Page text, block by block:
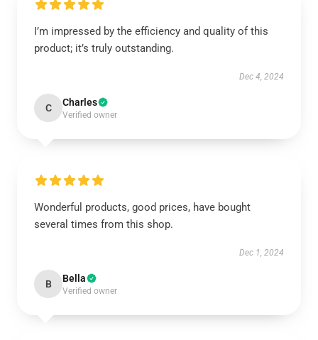
I’m impressed by the efficiency and quality of this
product; it’s truly outstanding.
Dec 4, 2024
C Charles
Verified owner
Wonderful products, good prices, have bought
several times from this shop.
Dec 1, 2024
B Bella
Verified owner